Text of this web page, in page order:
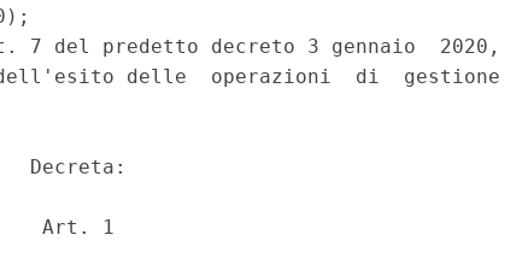
7 del predetto decreto 3 gennaio  2020,
dell'esito delle  operazioni  di  gestione
Decreta:
Art. 1